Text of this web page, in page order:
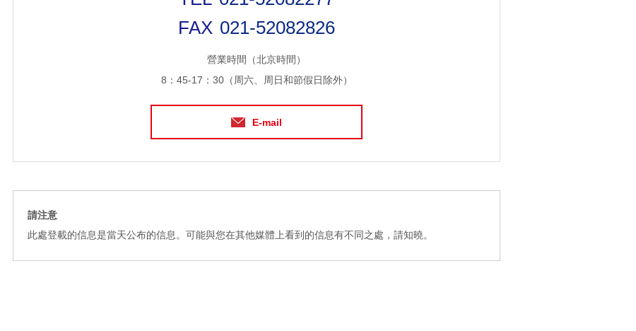
021-52082826
營業時間（北京時間）
8：45-17：30（周六、周日和節假日除外）
E-mail
請注意
此處登載的信息是當天公布的信息。可能與您在其他媒體上看到的信息有不同之處，請知曉。